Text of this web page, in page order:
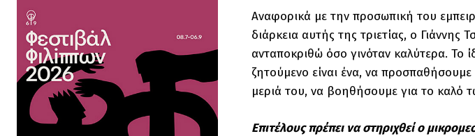
Αναφορικά με την προσωπική του
διάρκεια αυτής της τριετίας, ο
ανταποκριθώ όσο γινόταν καλύτερα. Το
ζητούμενο είναι ένα, να
μεριά του, να βοηθήσουμε για το καλό
Επιτέλους πρέπει να στηριχθεί ο